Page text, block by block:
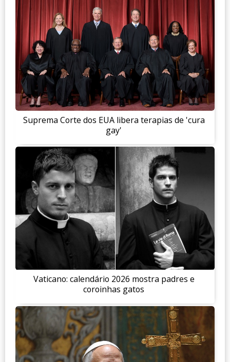
Suprema Corte dos EUA libera terapias de 'cura
gay'
Vaticano: calendário 2026 mostra padres e
coroinhas gatos